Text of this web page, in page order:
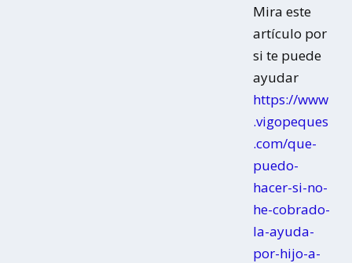
Mira este
artículo por
si te puede
ayudar
https://www
.vigopeques
.com/que-
puedo-
hacer-si-no-
he-cobrado-
la-ayuda-
por-hijo-a-